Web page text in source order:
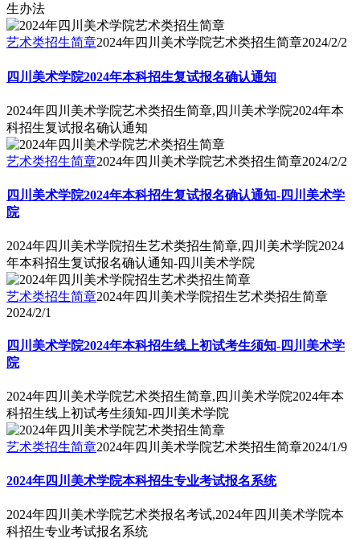
生办法
艺术类招生简章2024年四川美术学院艺术类招生简章2024/2/2
四川美术学院2024年本科招生复试报名确认通知
2024年四川美术学院艺术类招生简章,四川美术学院2024年本
科招生复试报名确认通知
艺术类招生简章2024年四川美术学院艺术类招生简章2024/2/2
四川美术学院2024年本科招生复试报名确认通知-四川美术学
院
2024年四川美术学院招生艺术类招生简章,四川美术学院2024
年本科招生复试报名确认通知-四川美术学院
艺术类招生简章2024年四川美术学院招生艺术类招生简章
2024/2/1
四川美术学院2024年本科招生线上初试考生须知-四川美术学
院
2024年四川美术学院艺术类招生简章,四川美术学院2024年本
科招生线上初试考生须知-四川美术学院
艺术类招生简章2024年四川美术学院艺术类招生简章2024/1/9
2024年四川美术学院本科招生专业考试报名系统
2024年四川美术学院艺术类报名考试,2024年四川美术学院本
科招生专业考试报名系统